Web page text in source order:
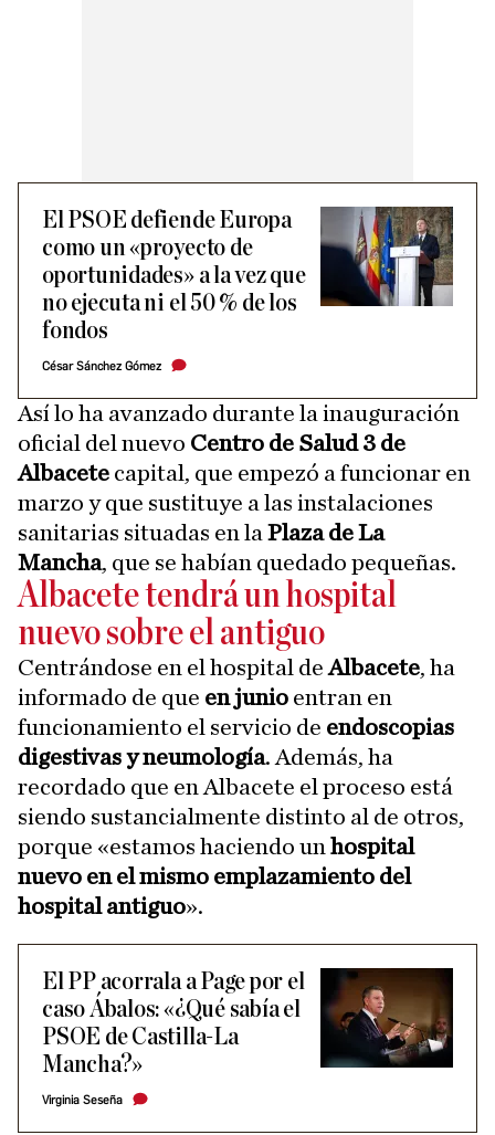
El PSOE defiende Europa
como un «proyecto de
oportunidades» a la vez que
no ejecuta ni el 50 % de los
fondos
César Sánchez Gómez
Así lo ha avanzado durante la inauguración
oficial del nuevo Centro de Salud 3 de
Albacete capital, que empezó a funcionar en
marzo y que sustituye a las instalaciones
sanitarias situadas en la Plaza de La
Mancha, que se habían quedado pequeñas.
Albacete tendrá un hospital
nuevo sobre el antiguo
Centrándose en el hospital deAlbacete, ha
informado de que en junio entran en
funcionamiento el servicio de endoscopias
digestivas y neumología. Además, ha
recordado que en Albacete el proceso está
siendo sustancialmente distinto al de otros,
porque «estamos haciendo un hospital
nuevo en el mismo emplazamiento del
hospital antiguo».
El PP acorrala a Page por el
caso Ábalos: «¿Qué sabía el
PSOE de Castilla-La
Mancha?»
Virginia Seseña